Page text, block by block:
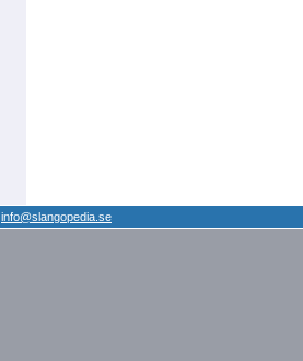
info@slangopedia.se